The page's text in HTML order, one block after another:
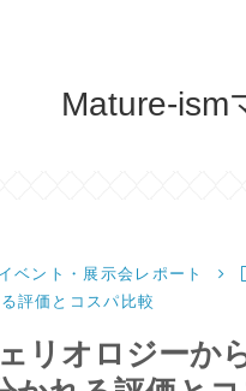
Mature-ism
イベント・展示会レポート
評価とコスパ比較
ェリオロジーか